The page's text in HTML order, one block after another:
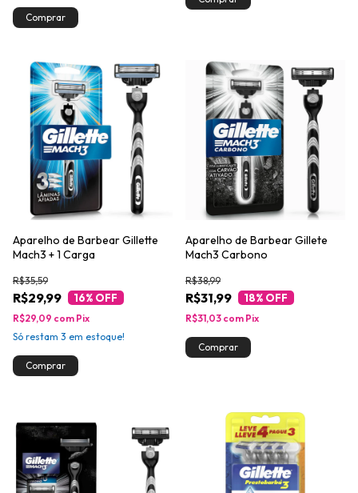
Aparelho de Barbear Gillette
Mach3 + 1 Carga
R$29,99
R$35,59
16% OFF
R$29,09 com Pix
Só restam 3 em estoque!
Aparelho de Barbear Gillete
Mach3 Carbono
R$31,99
R$38,99
18% OFF
R$31,03 com Pix